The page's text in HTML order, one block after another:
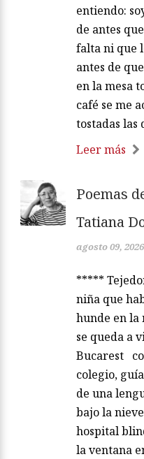
entiendo:
de antes
falta ni que
antes de
en la mesa
café se me
tostadas las
Leer más
Poemas
Tatiana
agosto 09, 2026
*****
niña que
hunde en la
se queda a
Bucarest
colegio,
de una
bajo la
hospital
la ventana